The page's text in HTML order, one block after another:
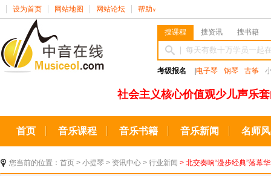
设为首页 网站地图 网站论坛 帮助 ∨
搜课程 搜资讯 搜书籍
考级报名 电子琴 钢琴 古筝
社会主义核心价值观少儿声乐
首页 音乐课程 音乐书籍 音乐新闻 名师
您当前的位置： 首页 > 小提琴 > 资讯中心 > 行业新闻 > 北交奏响“漫步经典”落幕